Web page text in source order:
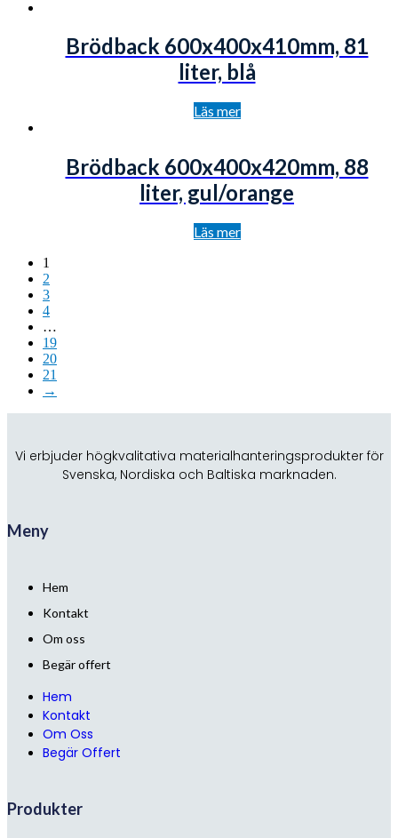
Brödback 600x400x410mm, 81
liter, blå
Läs mer
Brödback 600x400x420mm, 88
liter, gul/orange
Läs mer
1
2
3
4
…
19
20
21
→
Vi erbjuder högkvalitativa materialhanteringsprodukter för
Svenska, Nordiska och Baltiska marknaden.
Meny
Hem
Kontakt
Om oss
Begär offert
Hem
Kontakt
Om Oss
Begär Offert
Produkter